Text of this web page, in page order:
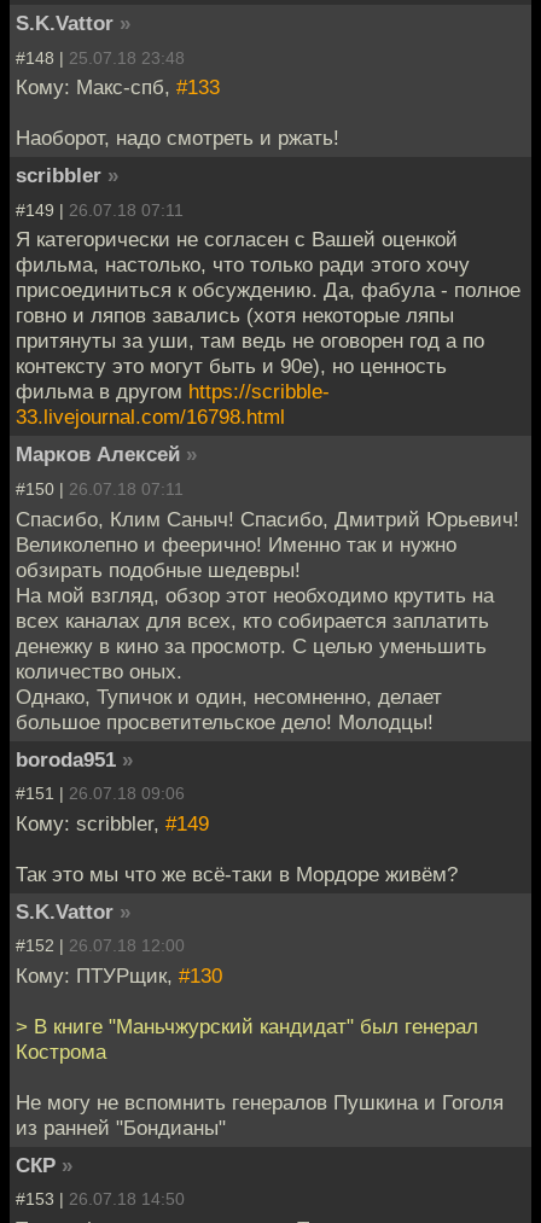
S.K.Vattor »
#148 | 25.07.18 23:48
Кому: Макс-спб, #133
Наоборот, надо смотреть и ржать!
scribbler »
#149 | 26.07.18 07:11
Я категорически не согласен с Вашей оценкой
фильма, настолько, что только ради этого хочу
присоединиться к обсуждению. Да, фабула - полное
говно и ляпов завались (хотя некоторые ляпы
притянуты за уши, там ведь не оговорен год а по
контексту это могут быть и 90е), но ценность
фильма в другом https://scribble-
33.livejournal.com/16798.html
Марков Алексей »
#150 | 26.07.18 07:11
Спасибо, Клим Саныч! Спасибо, Дмитрий Юрьевич!
Великолепно и феерично! Именно так и нужно
обзирать подобные шедевры!
На мой взгляд, обзор этот необходимо крутить на
всех каналах для всех, кто собирается заплатить
денежку в кино за просмотр. С целью уменьшить
количество оных.
Однако, Тупичок и один, несомненно, делает
большое просветительское дело! Молодцы!
boroda951 »
#151 | 26.07.18 09:06
Кому: scribbler, #149
Так это мы что же всё-таки в Мордоре живём?
S.K.Vattor »
#152 | 26.07.18 12:00
Кому: ПТУРщик, #130
> В книге "Маньчжурский кандидат" был генерал
Кострома
Не могу не вспомнить генералов Пушкина и Гоголя
из ранней "Бондианы"
СКР »
#153 | 26.07.18 14:50